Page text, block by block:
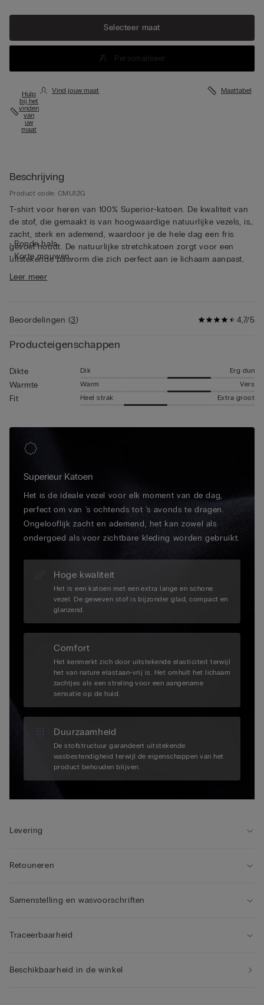
Selecteer maat
Personaliseer
Hulp
bij het
vinden
van
uw
maat
Vind jouw maat Maattabel
Beschrijving
Product code: CMU12G
T-shirt voor heren van 100% Superior-katoen. De kwaliteit van
de stof, die gemaakt is van hoogwaardige natuurlijke vezels, is
zacht, sterk en ademend, waardoor je de hele dag een fris
gevoel houdt. De natuurlijke stretchkatoen zorgt voor een
uitstekende pasvorm die zich perfect aan je lichaam aanpast,
waardoor je altijd vrij kunt bewegen. Dit shirt van katoen met
korte mouwen valt op door zijn eenvoud en functionaliteit,
• Ronde hals
• Korte mouwen
• Het model is 185 cm lang en draagt maat L
Leer meer
4,7/5
Beoordelingen (3)
Producteigenschappen
Dikte Dik Erg dun
Warmte Warm Vers
Fit Heel strak Extra groot
Superieur Katoen
Het is de ideale vezel voor elk moment van de dag,
perfect om van 's ochtends tot 's avonds te dragen.
Ongelooflijk zacht en ademend, het kan zowel als
ondergoed als voor zichtbare kleding worden gebruikt.
Hoge kwaliteit
Het is een katoen met een extra lange en schone
vezel. De geweven stof is bijzonder glad, compact en
glanzend.
Comfort
Het kenmerkt zich door uitstekende elasticiteit terwijl
het van nature elastaan-vrij is. Het omhult het lichaam
zachtjes als een streling voor een aangename
sensatie op de huid.
Duurzaamheid
De stofstructuur garandeert uitstekende
wasbestendigheid terwijl de eigenschappen van het
product behouden blijven.
Levering
Retouneren
Samenstelling en wasvoorschriften
Traceerbaarheid
Beschikbaarheid in de winkel